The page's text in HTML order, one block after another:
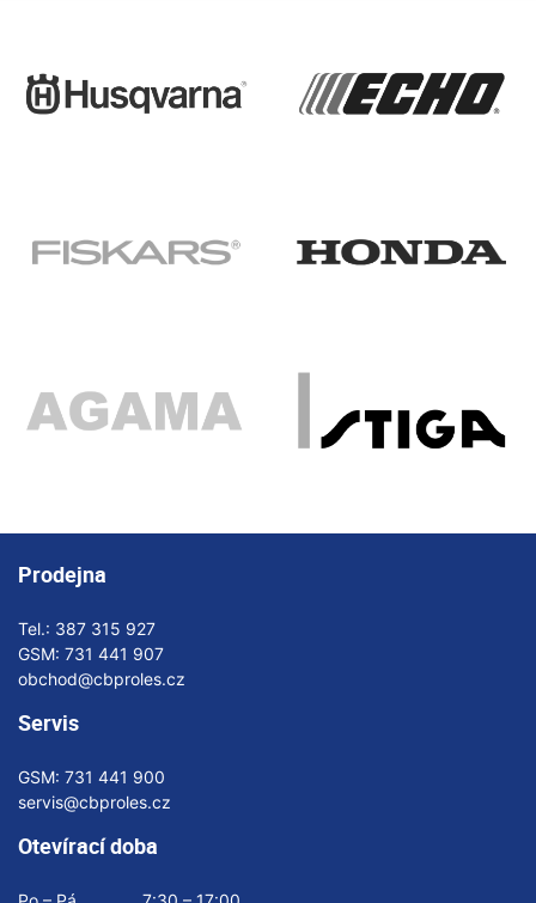
Prodejna
Tel.: 387 315 927
GSM: 731 441 907
obchod@cbproles.cz
Servis
GSM: 731 441 900
servis@cbproles.cz
Otevírací doba